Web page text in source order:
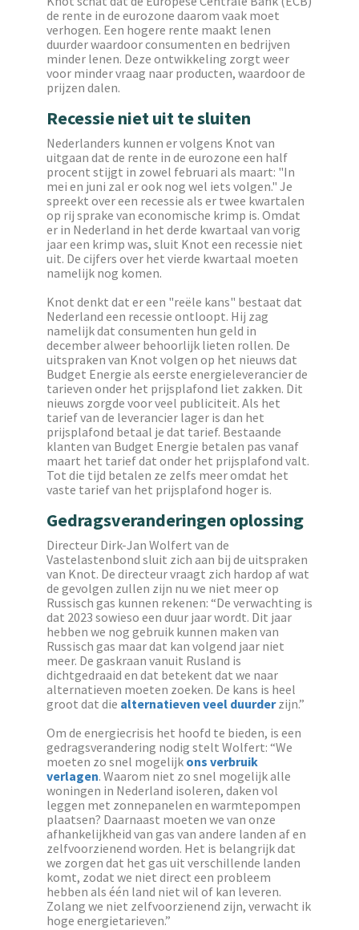
de rente in de eurozone daarom vaak moet
verhogen. Een hogere rente maakt lenen
duurder waardoor consumenten en bedrijven
minder lenen. Deze ontwikkeling zorgt weer
voor minder vraag naar producten, waardoor de
prijzen dalen.
Recessie niet uit te sluiten
Nederlanders kunnen er volgens Knot van
uitgaan dat de rente in de eurozone een half
procent stijgt in zowel februari als maart: "In
mei en juni zal er ook nog wel iets volgen." Je
spreekt over een recessie als er twee kwartalen
op rij sprake van economische krimp is. Omdat
er in Nederland in het derde kwartaal van vorig
jaar een krimp was, sluit Knot een recessie niet
uit. De cijfers over het vierde kwartaal moeten
namelijk nog komen.
Knot denkt dat er een "reële kans" bestaat dat
Nederland een recessie ontloopt. Hij zag
namelijk dat consumenten hun geld in
december alweer behoorlijk lieten rollen. De
uitspraken van Knot volgen op het nieuws dat
Budget Energie als eerste energieleverancier de
tarieven onder het prijsplafond liet zakken. Dit
nieuws zorgde voor veel publiciteit. Als het
tarief van de leverancier lager is dan het
prijsplafond betaal je dat tarief. Bestaande
klanten van Budget Energie betalen pas vanaf
maart het tarief dat onder het prijsplafond valt.
Tot die tijd betalen ze zelfs meer omdat het
vaste tarief van het prijsplafond hoger is.
Gedragsveranderingen oplossing
Directeur Dirk-Jan Wolfert van de
Vastelastenbond sluit zich aan bij de uitspraken
van Knot. De directeur vraagt zich hardop af wat
de gevolgen zullen zijn nu we niet meer op
Russisch gas kunnen rekenen: “De verwachting is
dat 2023 sowieso een duur jaar wordt. Dit jaar
hebben we nog gebruik kunnen maken van
Russisch gas maar dat kan volgend jaar niet
meer. De gaskraan vanuit Rusland is
dichtgedraaid en dat betekent dat we naar
alternatieven moeten zoeken. De kans is heel
groot dat die alternatieven veel duurderzijn.”
Om de energiecrisis het hoofd te bieden, is een
gedragsverandering nodig stelt Wolfert: “We
moeten zo snel mogelijk ons verbruik
verlagen. Waarom niet zo snel mogelijk alle
woningen in Nederland isoleren, daken vol
leggen met zonnepanelen en warmtepompen
plaatsen? Daarnaast moeten we van onze
afhankelijkheid van gas van andere landen af en
zelfvoorzienend worden. Het is belangrijk dat
we zorgen dat het gas uit verschillende landen
komt, zodat we niet direct een probleem
hebben als één land niet wil of kan leveren.
Zolang we niet zelfvoorzienend zijn, verwacht ik
hoge energietarieven.”